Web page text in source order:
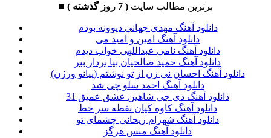
■ برترین مطالب سایت( 7 روز گذشته )
دانلود آهنگ مهدی جهانی دیوونه بودم
دانلود آهنگ امین و امید می
دانلود آهنگ نامی عبداللهی خواب دیدم
دانلود آهنگ حمید صالحیان بیا بردار ببر
دانلود آهنگ احسان نی زن از تو نوشتم (پیانو ورژن)
دانلود آهنگ احمد سلو چی شد
دانلود آهنگ دی جی شاهین عشق عمیق 31
دانلود آهنگ کاوه کیان نقطه سر خط
دانلود آهنگ شهرام ریحانی چشمای تو
دانلود آهنگ منس هرگز